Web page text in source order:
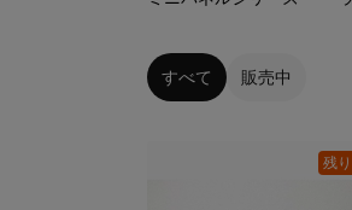
すべて 販売中
残